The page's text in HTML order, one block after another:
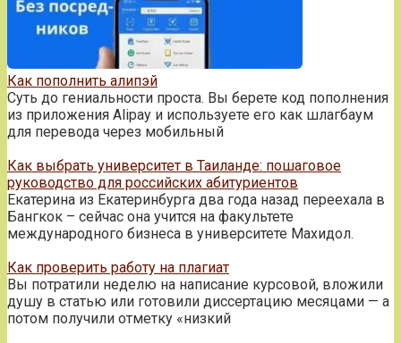
Как пополнить алипэй
Суть до гениальности проста. Вы берете код пополнения
из приложения Alipay и используете его как шлагбаум
для перевода через мобильный
Как выбрать университет в Таиланде: пошаговое
руководство для российских абитуриентов
Екатерина из Екатеринбурга два года назад переехала в
Бангкок – сейчас она учится на факультете
международного бизнеса в университете Махидол.
Как проверить работу на плагиат
Вы потратили неделю на написание курсовой, вложили
душу в статью или готовили диссертацию месяцами — а
потом получили отметку «низкий